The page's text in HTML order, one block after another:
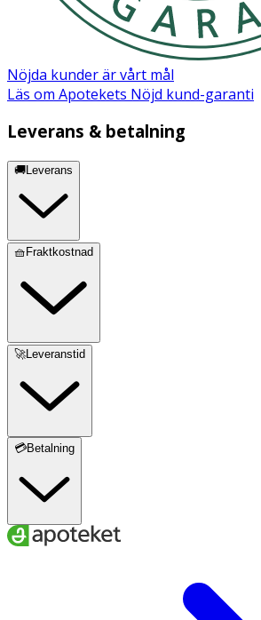
Nöjda kunder är vårt mål
Läs om Apotekets Nöjd kund-garanti
Leverans & betalning
🚚Leverans
🧺Fraktkostnad
🚀Leveranstid
💳Betalning